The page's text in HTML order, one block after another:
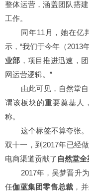
整体运营，涵盖团队搭
工作。
同年11月，她在亿
示，“我们于今年（2013
业部 ，项目推进迅速，
网运营逻辑。”
由此可见，自然堂
谓该板块的重要奠基人
称。
这个标签不算夸张
双十一，到2017年已经
电商渠道贡献了 自然堂
2017年，吴梦晋升为
任伽蓝集团零售总裁 ， 并